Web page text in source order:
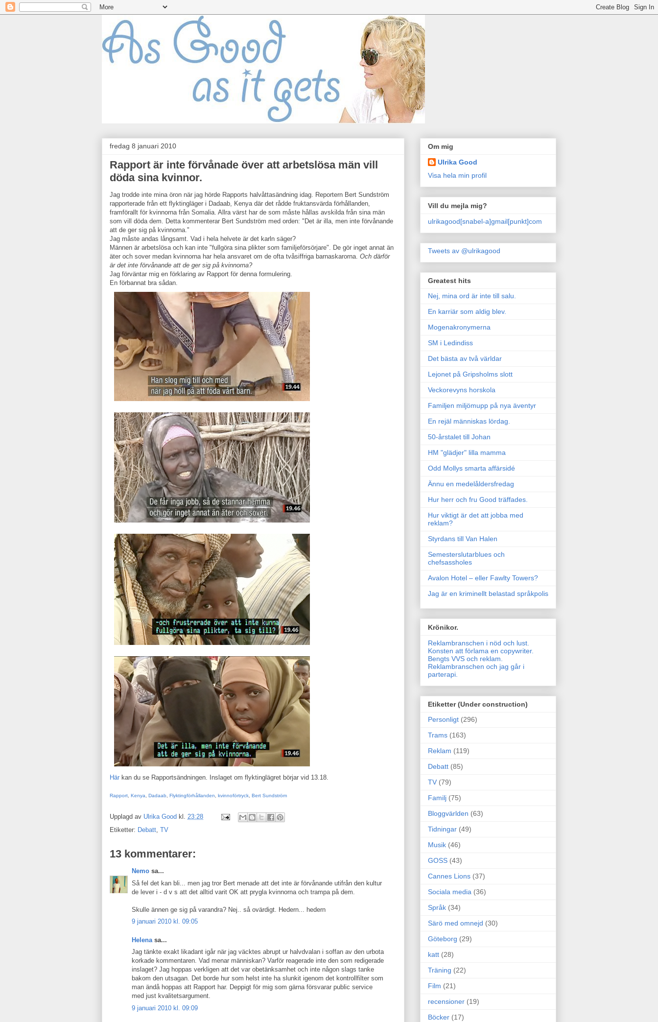
fredag 8 januari 2010
Rapport är inte förvånade över att arbetslösa män vill
döda sina kvinnor.
Jag trodde inte mina öron när jag hörde Rapports halvåttasändning idag. Reportern Bert Sundström
rapporterade från ett flyktingläger i Dadaab, Kenya där det rådde fruktansvärda förhållanden,
framförallt för kvinnorna från Somalia. Allra värst har de som måste hållas avskilda från sina män
som vill döda dem. Detta kommenterar Bert Sundström med orden: "Det är illa, men inte förvånande
att de ger sig på kvinnorna."
Jag måste andas långsamt. Vad i hela helvete är det karln säger?
Männen är arbetslösa och kan inte "fullgöra sina plikter som familjeförsörjare". De gör inget annat än
äter och sover medan kvinnorna har hela ansvaret om de ofta tvåsiffriga barnaskarorna. Och därför
är det inte förvånande att de ger sig på kvinnorna?
Jag förväntar mig en förklaring av Rapport för denna formulering.
En förbannat bra sådan.
Här kan du se Rapportsändningen. Inslaget om flyktinglägret börjar vid 13.18.
Rapport Kenya Dadaab Flyktingförhållanden kvinnoförtryck Bert Sundström
Upplagd av Ulrika Good kl. 23:28
Etiketter: Debatt, TV
13 kommentarer:
Nemo sa...
Så fel det kan bli... men jag tror Bert menade att det inte är förvånande utifrån den kultur
de lever i - d v s att det alltid varit OK att prygla kvinnorna och trampa på dem.
Skulle ännen ge sig på varandra? Nej.. så ovärdigt. Hedern... hedern
9 januari 2010 kl. 09:05
Helena sa...
Jag tänkte exakt likadant igår när jag väcktes abrupt ur halvdvalan i soffan av den urbota
korkade kommentaren. Vad menar människan? Varför reagerade inte den som redigerade
inslaget? Jag hoppas verkligen att det var obetänksamhet och inte någon slags tanke
bakom den utsagan. Det borde hur som helst inte ha slunkit igenom det kontrollfilter som
man ändå hoppas att Rapport har. Deppigt för mig som gärna försvarar public service
med just kvalitetsargument.
9 januari 2010 kl. 09:09
Om mig
Ulrika Good
Visa hela min profil
Vill du mejla mig?
ulrikagood[snabel-a]gmail[punkt]com
Tweets av @ulrikagood
Greatest hits
Nej, mina ord är inte till salu.
En karriär som aldig blev.
Mogenakronymerna
SM i Ledindiss
Det bästa av två världar
Lejonet på Gripsholms slott
Veckorevyns horskola
Familjen miljömupp på nya äventyr
En rejäl människas lördag.
50-årstalet till Johan
HM "glädjer" lilla mamma
Odd Mollys smarta affärsidé
Ännu en medelåldersfredag
Hur herr och fru Good träffades.
Hur viktigt är det att jobba med
reklam?
Styrdans till Van Halen
Semesterslutarblues och
chefsassholes
Avalon Hotel – eller Fawlty Towers?
Jag är en kriminellt belastad språkpolis
Krönikor.
Reklambranschen i nöd och lust.
Konsten att förlama en copywriter.
Bengts VVS och reklam.
Reklambranschen och jag går i
parterapi.
Etiketter (Under construction)
Personligt (296)
Trams (163)
Reklam (119)
Debatt (85)
TV (79)
Familj (75)
Bloggvärlden (63)
Tidningar (49)
Musik (46)
GOSS (43)
Cannes Lions (37)
Sociala media (36)
Språk (34)
Särö med omnejd (30)
Göteborg (29)
katt (28)
Träning (22)
Film (21)
recensioner (19)
Böcker (17)